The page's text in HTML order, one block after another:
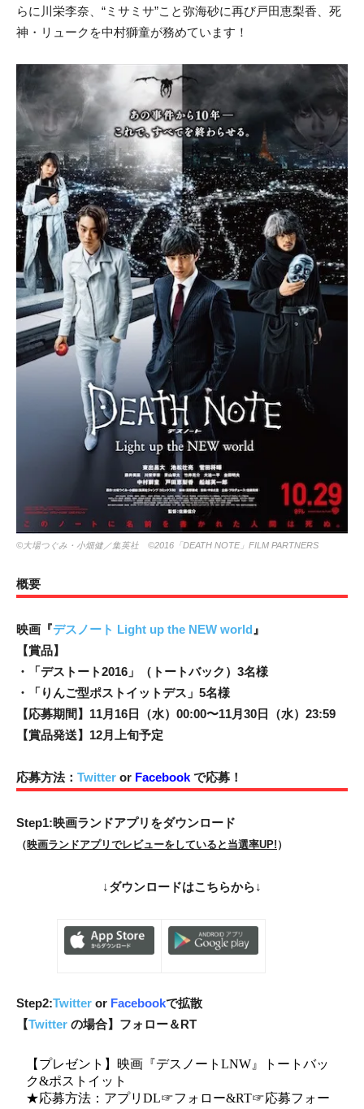
らに川栄李奈、“ミサミサ”こと弥海砂に再び戸田恵梨香、死
神・リュークを中村獅童が務めています！
©大場つぐみ・小畑健／集英社 ©2016「DEATH NOTE」FILM PARTNERS
概要
映画『デスノート Light up the NEW world 』
【賞品】
・「デストート2016」（トートバック）3名様
・「りんご型ポストイットデス」5名様
【応募期間】11月16日（水）00:00〜11月30日（水）23:59
【賞品発送】12月上旬予定
応募方法： Twitter or Facebookで応募！
Step1:映画ランドアプリをダウンロード
（映画ランドアプリでレビューをしていると当選率UP! ）
↓ダウンロードはこちらから↓
Step2:Twitter or Facebookで拡散
【Twitter の場合】フォロー＆RT
【プレゼント】映画『デスノートLNW』トートバッ
ク&ポストイット
★応募方法：アプリDL☞フォロー&RT☞応募フォー